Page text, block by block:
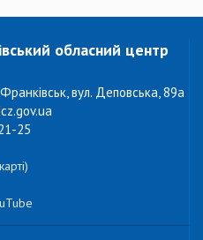
обласний центр
вул. Деповська, 89а
25